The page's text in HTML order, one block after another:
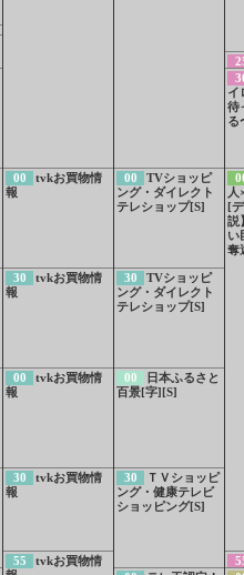
00
tvkお買物情
報
30
tvkお買物情
報
00
tvkお買物情
報
30
tvkお買物情
報
55
tvkお買物情
00
TVショッピ
ング・ダイレクト
テレショップ[S]
30
TVショッピ
ング・ダイレクト
テレショップ[S]
00
日本ふるさと
百景[字][S]
30
ＴＶショッピ
ング・健康テレビ
ショッピング[S]
コ
伝
K
て
イ
待
る
人
[
説
い
奪